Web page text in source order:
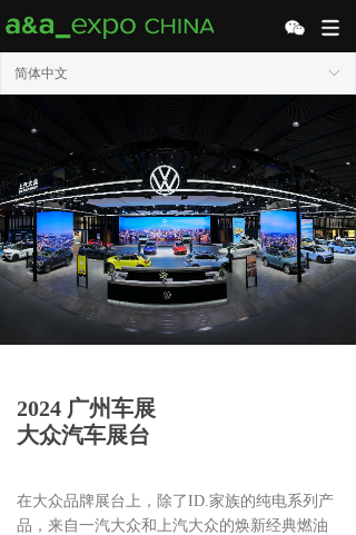
ꀅ
简体中文
2024 广州车展
大众汽车展台
在大众品牌展台上，除了ID.家族的纯电系列产
品，来自一汽大众和上汽大众的焕新经典燃油